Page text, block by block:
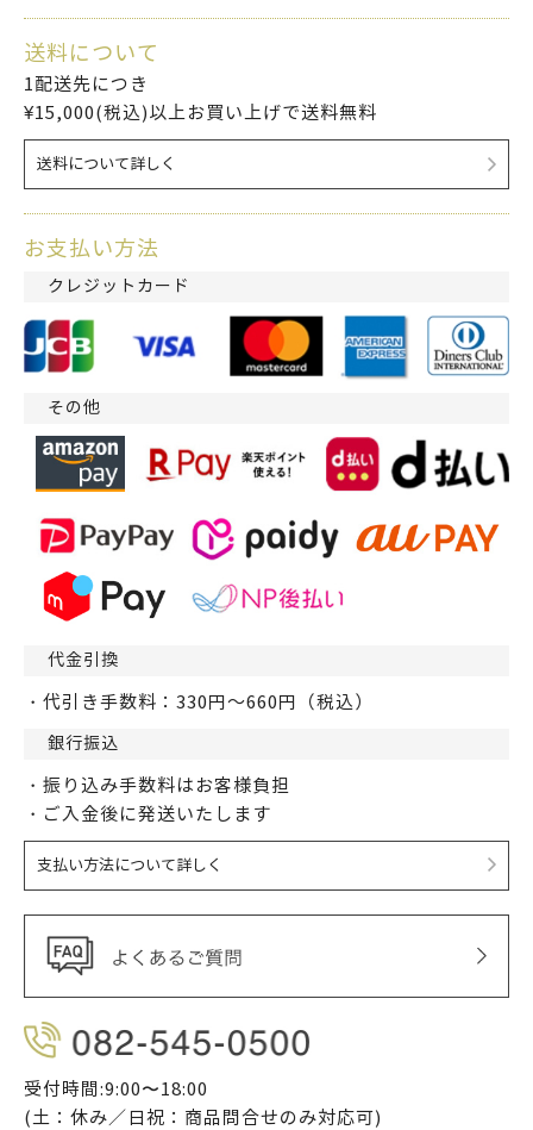
送料について
1配送先につき
¥15,000(税込)以上お買い上げで送料無料
送料について詳しく
お支払い方法
クレジットカード
その他
代金引換
・代引き手数料：330円～660円（税込）
銀行振込
・振り込み手数料はお客様負担
・ご入金後に発送いたします
支払い方法について詳しく
受付時間:9:00〜18:00
(土：休み／日祝：商品問合せのみ対応可)